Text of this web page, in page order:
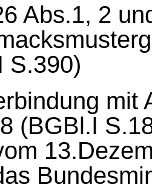
Abs.1, 2
S.390)
mit
(BGBl.I